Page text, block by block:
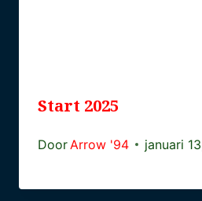
Start 2025
Door Arrow '94 januari